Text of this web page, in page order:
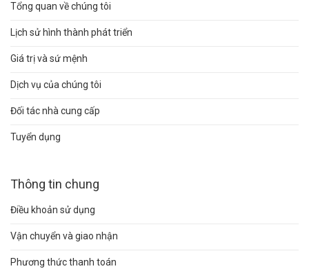
Tổng quan về chúng tôi
Lịch sử hình thành phát triển
Giá trị và sứ mệnh
Dịch vụ của chúng tôi
Đối tác nhà cung cấp
Tuyển dụng
Thông tin chung
Điều khoản sử dụng
Vận chuyển và giao nhận
Phương thức thanh toán